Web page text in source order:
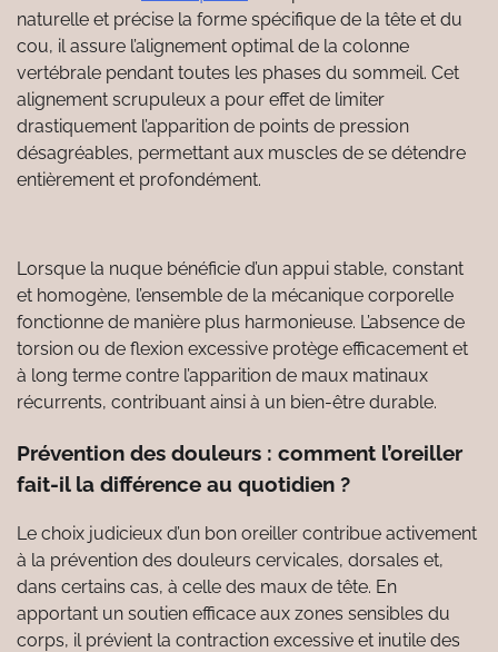
naturelle et précise la forme spécifique de la tête et du
cou, il assure l’alignement optimal de la colonne
vertébrale pendant toutes les phases du sommeil. Cet
alignement scrupuleux a pour effet de limiter
drastiquement l’apparition de points de pression
désagréables, permettant aux muscles de se détendre
entièrement et profondément.
Lorsque la nuque bénéficie d’un appui stable, constant
et homogène, l’ensemble de la mécanique corporelle
fonctionne de manière plus harmonieuse. L’absence de
torsion ou de flexion excessive protège efficacement et
à long terme contre l’apparition de maux matinaux
récurrents, contribuant ainsi à un bien-être durable.
Prévention des douleurs : comment l’oreiller
fait-il la différence au quotidien ?
Le choix judicieux d’un bon oreiller contribue activement
à la prévention des douleurs cervicales, dorsales et,
dans certains cas, à celle des maux de tête. En
apportant un soutien efficace aux zones sensibles du
corps, il prévient la contraction excessive et inutile des